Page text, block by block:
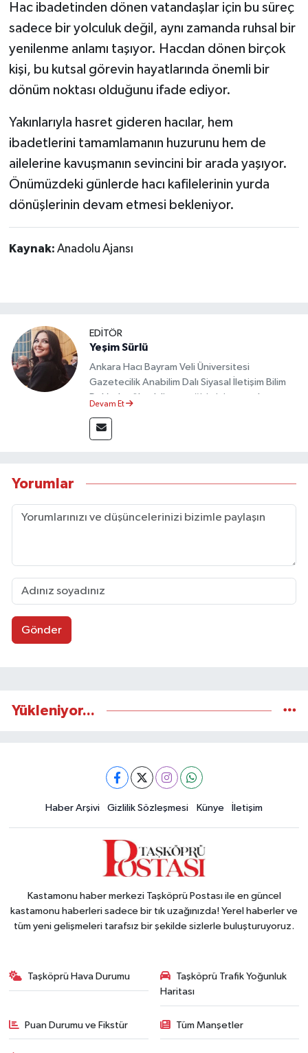
Hac ibadetinden dönen vatandaşlar için bu süreç
sadece bir yolculuk değil, aynı zamanda ruhsal bir
yenilenme anlamı taşıyor. Hacdan dönen birçok
kişi, bu kutsal görevin hayatlarında önemli bir
dönüm noktası olduğunu ifade ediyor.
Yakınlarıyla hasret gideren hacılar, hem
ibadetlerini tamamlamanın huzurunu hem de
ailelerine kavuşmanın sevincini bir arada yaşıyor.
Önümüzdeki günlerde hacı kafilelerinin yurda
dönüşlerinin devam etmesi bekleniyor.
Kaynak: Anadolu Ajansı
EDİTÖR
Yeşim Sürlü
Ankara Hacı Bayram Veli Üniversitesi
Gazetecilik Anabilim Dalı Siyasal İletişim Bilim
Dalı’nda yüksek lisans eğitimini tamamlamıştır.
akademik çalışmalar gerçekleştirmiştir.
Taşköprü Postası internet haber sitesinde
Devam Et
Yorumlar
Gönder
Yükleniyor...
Haber Arşivi Gizlilik Sözleşmesi Künye İletişim
Kastamonu haber merkezi Taşköprü Postası ile en güncel
kastamonu haberleri sadece bir tık uzağınızda! Yerel haberler ve
tüm yeni gelişmeleri tarafsız bir şekilde sizlerle buluşturuyoruz.
Taşköprü Hava Durumu
Taşköprü Trafik Yoğunluk
Haritası
Puan Durumu ve Fikstür Tüm Manşetler